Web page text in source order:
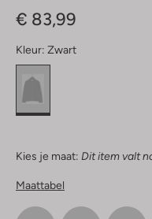
€ 83,99
Kleur: Zwart
Kies je maat: Dit item valt
Maattabel